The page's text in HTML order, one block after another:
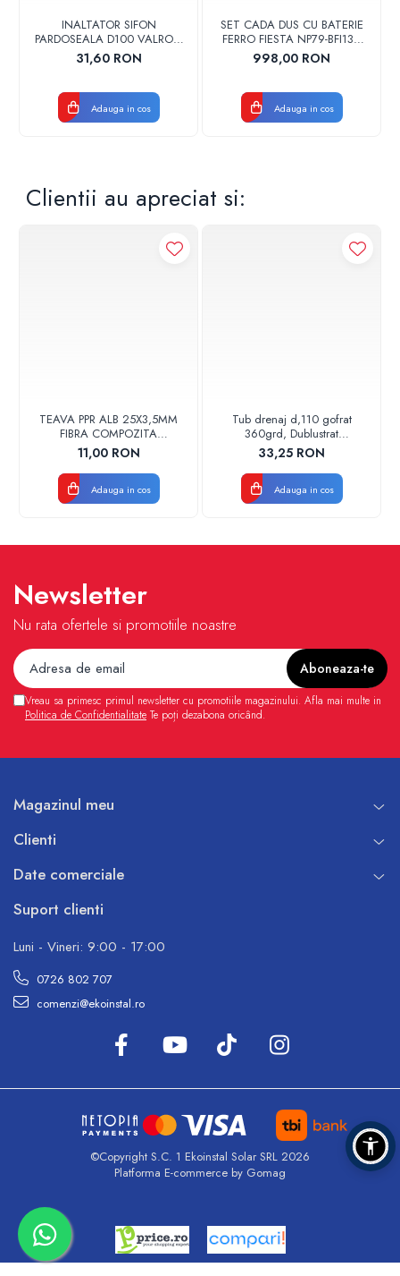
INALTATOR SIFON
PARDOSEALA D100 VALROM
17001900004
31,60 RON
Adauga in cos
SET CADA DUS CU BATERIE
FERRO FIESTA NP79-BFI13U
CROM
998,00 RON
Adauga in cos
Clientii au apreciat si:
TEAVA PPR ALB 25X3,5MM
FIBRA COMPOZITA
10033025004
VALDUOTHERM VALROM
11,00 RON
Adauga in cos
Tub drenaj d,110 gofrat
360grd, Dublustrat
verde/negru 110152 Drainkit
33,25 RON
Adauga in cos
Newsletter
Nu rata ofertele si promotiile noastre
Vreau sa primesc primul newsletter cu promotiile magazinului. Afla mai multe in
Politica de Confidentialitate Te poți dezabona oricând.
Magazinul meu
Clienti
Date comerciale
Suport clienti
Luni - Vineri: 9:00 - 17:00
0726 802 707
comenzi@ekoinstal.ro
©Copyright S.C. 1 Ekoinstal Solar SRL 2026
Platforma E-commerce by Gomag